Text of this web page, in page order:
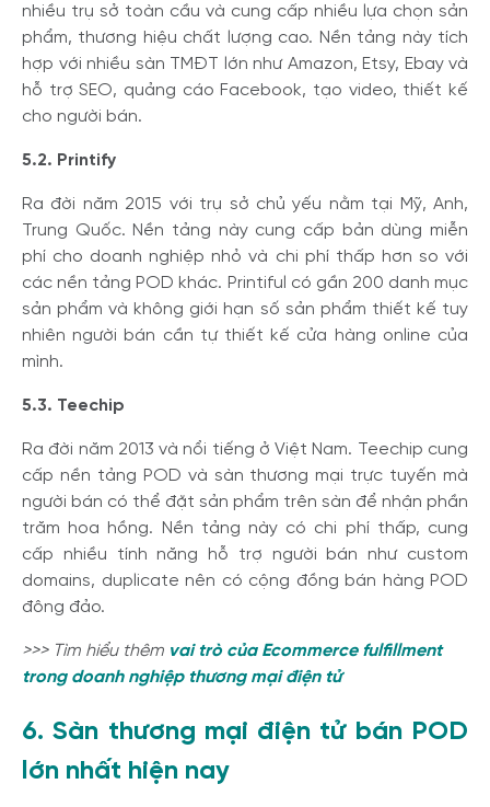
nhiều trụ sở toàn cầu và cung cấp nhiều lựa chọn sản
phẩm, thương hiệu chất lượng cao. Nền tảng này tích
hợp với nhiều sàn TMĐT lớn như Amazon, Etsy, Ebay và
hỗ trợ SEO, quảng cáo Facebook, tạo video, thiết kế
cho người bán.
5.2. Printify
Ra đời năm 2015 với trụ sở chủ yếu nằm tại Mỹ, Anh,
Trung Quốc. Nền tảng này cung cấp bản dùng miễn
phí cho doanh nghiệp nhỏ và chi phí thấp hơn so với
các nền tảng POD khác. Printiful có gần 200 danh mục
sản phẩm và không giới hạn số sản phẩm thiết kế tuy
nhiên người bán cần tự thiết kế cửa hàng online của
mình.
5.3. Teechip
Ra đời năm 2013 và nổi tiếng ở Việt Nam. Teechip cung
cấp nền tảng POD và sàn thương mại trực tuyến mà
người bán có thể đặt sản phẩm trên sàn để nhận phần
trăm hoa hồng. Nền tảng này có chi phí thấp, cung
cấp nhiều tính năng hỗ trợ người bán như custom
domains, duplicate nên có cộng đồng bán hàng POD
đông đảo.
>>> Tìm hiểu thêm vai trò của Ecommerce fulfillment
trong doanh nghiệp thương mại điện tử
6. Sàn thương mại điện tử bán POD
lớn nhất hiện nay